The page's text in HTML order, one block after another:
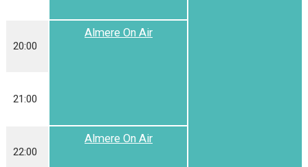
20:00
Almere On Air
21:00
22:00
Almere On Air